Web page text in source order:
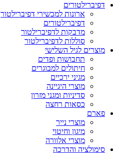
דפיברילטורים
ארונות למכשירי דפיברילטור
דפיברילטורים
מדבקות לדפיברילטור
סוללות לדפיברילטור
מוצרים לגיל השלישי
תחבושות ופדים
חיתולים למבוגרים
מגיני ירכיים
מוצרי היגיינה
סדיניות ומגני מזרון
כסאות רחצה
פארם
מוצרי נייר
מיגון וחיטוי
מוצרי אלוורה
סימולציה והדרכה